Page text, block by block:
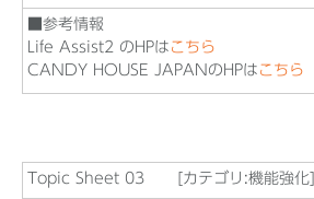
■参考情報
Life Assist2 のHPは こちら
CANDY HOUSE JAPANのHPは こちら
Topic Sheet 03 [カテゴリ:機能強化]